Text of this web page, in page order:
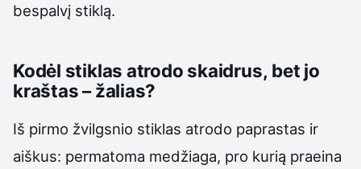
bespalvį stiklą.
Kodėl stiklas atrodo skaidrus, bet jo
kraštas – žalias?
Iš pirmo žvilgsnio stiklas atrodo paprastas ir
aiškus: permatoma medžiaga, pro kurią praeina